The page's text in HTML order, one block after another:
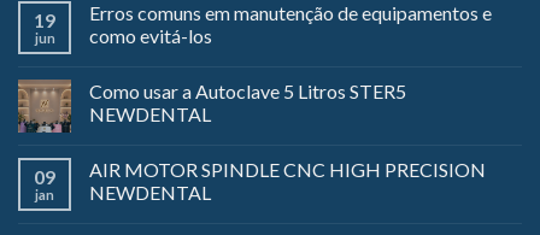
19
jun
Erros comuns em manutenção de equipamentos e
como evitá-los
Como usar a Autoclave 5 Litros STER5
NEWDENTAL
09
jan
AIR MOTOR SPINDLE CNC HIGH PRECISION
NEWDENTAL